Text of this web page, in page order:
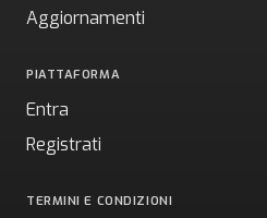
Aggiornamenti
PIATTAFORMA
Entra
Registrati
TERMINI E CONDIZIONI